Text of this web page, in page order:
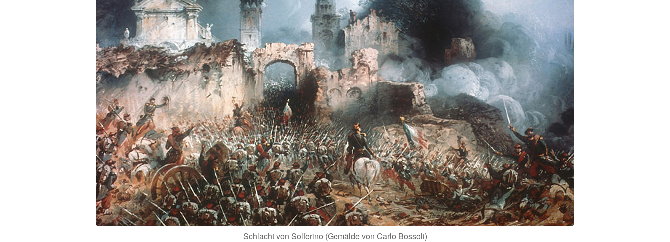
Schlacht von Solferino (Gemälde von Carlo Bossoli)